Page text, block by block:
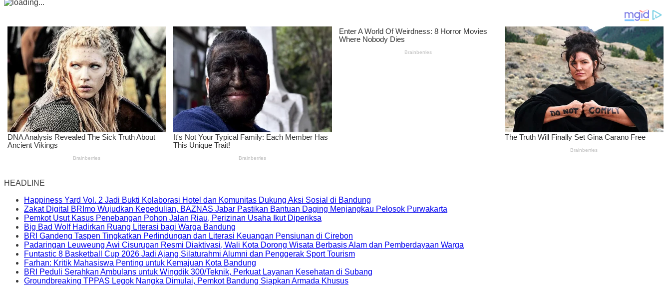
HEADLINE
Happiness Yard Vol. 2 Jadi Bukti Kolaborasi Hotel dan Komunitas Dukung Aksi Sosial di Bandung
Zakat Digital BRImo Wujudkan Kepedulian, BAZNAS Jabar Pastikan Bantuan Daging Menjangkau Pelosok Purwakarta
Pemkot Usut Kasus Penebangan Pohon Jalan Riau, Perizinan Usaha Ikut Diperiksa
Big Bad Wolf Hadirkan Ruang Literasi bagi Warga Bandung
BRI Gandeng Taspen Tingkatkan Perlindungan dan Literasi Keuangan Pensiunan di Cirebon
Padaringan Leuweung Awi Cisurupan Resmi Diaktivasi, Wali Kota Dorong Wisata Berbasis Alam dan Pemberdayaan Warga
Funtastic 8 Basketball Cup 2026 Jadi Ajang Silaturahmi Alumni dan Penggerak Sport Tourism
Farhan: Kritik Mahasiswa Penting untuk Kemajuan Kota Bandung
BRI Peduli Serahkan Ambulans untuk Wingdik 300/Teknik, Perkuat Layanan Kesehatan di Subang
Groundbreaking TPPAS Legok Nangka Dimulai, Pemkot Bandung Siapkan Armada Khusus